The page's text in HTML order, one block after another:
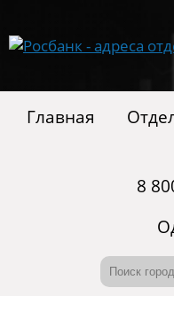
Главная
8